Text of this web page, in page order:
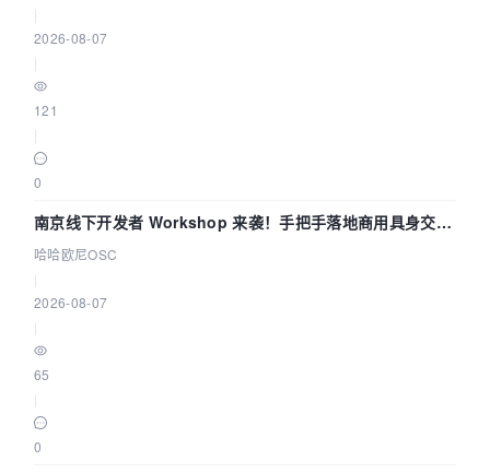
2026-08-07
121
0
南京线下开发者 Workshop 来袭！手把手落地商用具身交互
智能 Agent 应用
哈哈欧尼OSC
2026-08-07
65
0